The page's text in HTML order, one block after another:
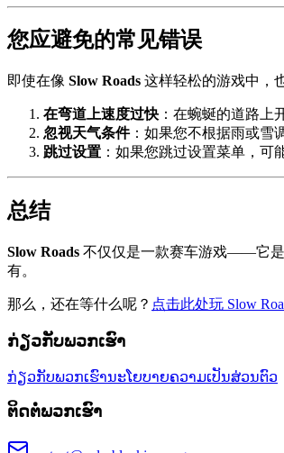
您应避免的常见错误
即使在像 Slow Roads 这样轻松的游戏中，
在弯道上速度过快 ：在蜿蜒的道路上
忽视天气条件：如果您不根据雨或雪
跳过设置 ：如果您跳过设置菜单，可
总结
Slow Roads 不仅仅是一款赛车游戏——它是
有。
那么，还在等什么呢？ 点击此处玩 Slow
ກ່ຽວກັບພວກເຮົາ
ກ່ຽວກັບພວກເຮົານະໂຍບາຍຄວາມເປັນສ່ວນຕົວ
ຕິດຕໍ່ພວກເຮົາ